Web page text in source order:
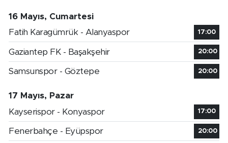
16 Mayıs, Cumartesi
Fatih Karagümrük - Alanyaspor
17:00
Gaziantep FK - Başakşehir 20:00
Samsunspor - Göztepe 20:00
17 Mayıs, Pazar
Kayserispor - Konyaspor
17:00
Fenerbahçe - Eyüpspor 20:00